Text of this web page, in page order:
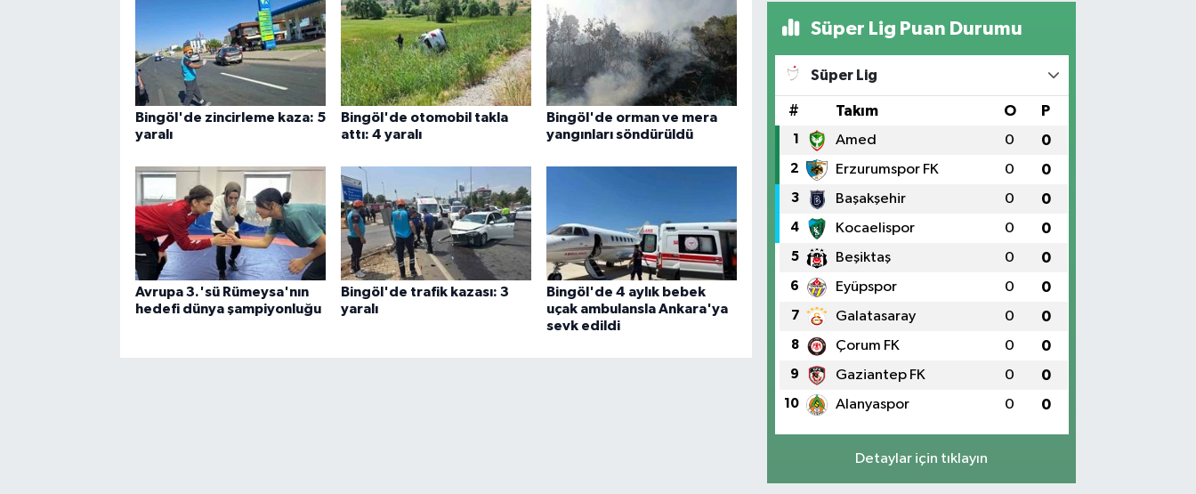
Bingöl'de zincirleme kaza: 5
yaralı
Bingöl'de otomobil takla
attı: 4 yaralı
Bingöl'de orman ve mera
yangınları söndürüldü
Avrupa 3.'sü Rümeysa'nın
hedefi dünya şampiyonluğu
Bingöl'de trafik kazası: 3
yaralı
Bingöl'de 4 aylık bebek
uçak ambulansla Ankara'ya
sevk edildi
FIRAT ÜNÜVERSİTESİ HASTANESİNİN KARŞISI TRAFİK
IŞIKLARININ YANI Üniversite Mah.Yunus Emre Bulvarı
No:2 A
Süper Lig Puan Durumu
Süper Lig
# Takım O P
1 Amed 0 0
2 Erzurumspor FK 0 0
3 Başakşehir 0 0
4 Kocaelispor 0 0
5 Beşiktaş 0 0
6 Eyüpspor 0 0
7 Galatasaray 0 0
8 Çorum FK 0 0
9 Gaziantep FK 0 0
10 Alanyaspor 0 0
Detaylar için tıklayın